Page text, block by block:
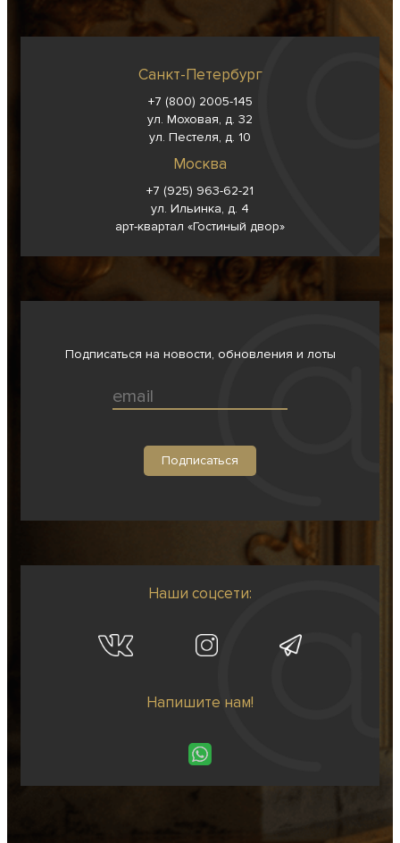
Санкт-Петербург
+7 (800) 2005-145
ул. Моховая, д. 32
ул. Пестеля, д. 10
Москва
+7 (925) 963-62-21
ул. Ильинка, д. 4
арт-квартал «Гостиный двор»
Подписаться на новости, обновления и лоты
Наши соцсети:
Напишите нам!